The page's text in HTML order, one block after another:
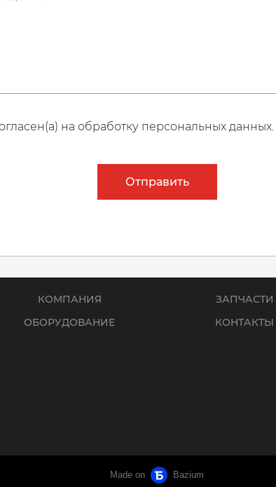
на обработку персональных данных.
Отправить
КОМПАНИЯ
ОБОРУДОВАНИЕ
ЗАПЧАСТИ
КОНТАКТЫ
Made on Bazium